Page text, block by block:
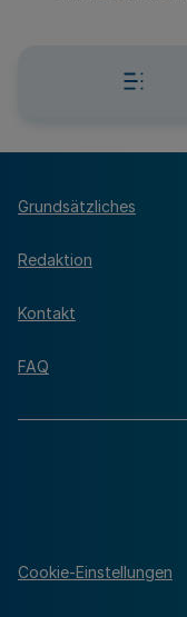
Grundsätzliches
Redaktion
Kontakt
FAQ
Cookie-Einstellungen